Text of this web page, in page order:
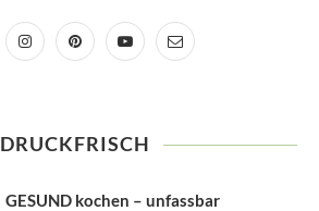
DRUCKFRISCH
GESUND kochen – unfassbar